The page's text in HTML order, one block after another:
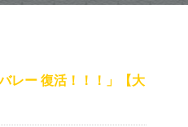
レー 復活！！！」【大